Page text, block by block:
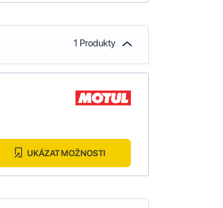
1 Produkty
UKÁZAT MOŽNOSTI